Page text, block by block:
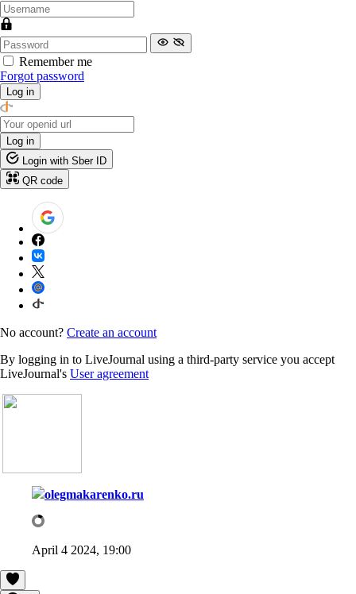
Remember me
Forgot password
Log in
Log in
Login with Sber ID
QR code
No account? Create an account
By logging in to LiveJournal using a third-party service you accept
LiveJournal's User agreement
olegmakarenko.ru
April 4 2024, 19:00